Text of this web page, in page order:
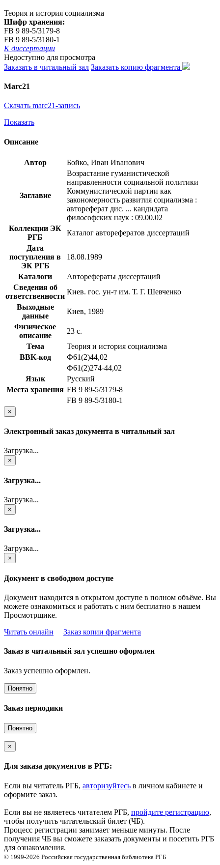
Теория и история социализма
Шифр хранения:
FB 9 89-5/3179-8
FB 9 89-5/3180-1
К диссертации
Недоступно для просмотра
Заказать в читальный зал Заказать копию фрагмента
Marc21
Скачать marc21-запись
Показать
Описание
Автор Бойко, Иван Иванович
Заглавие
Возрастание гуманистической
направленности социальной политики
Коммунистической партии как
закономерность развития социализма :
автореферат дис. ... кандидата
философских наук : 09.00.02
Коллекции ЭК
РГБ
Каталог авторефератов диссертаций
Дата
поступления в
ЭК РГБ
18.08.1989
Каталоги
Авторефераты диссертаций
Сведения об
ответственности
Киев. гос. ун-т им. Т. Г. Шевченко
Выходные
данные
Киев, 1989
Физическое
описание
23 с.
Тема
Теория и история социализма
BBK-код
Ф61(2)44,02
Ф61(2)274-44,02
Язык
Русский
Места хранения FB 9 89-5/3179-8
FB 9 89-5/3180-1
×
Электронный заказ документа в читальный зал
Загрузка...
×
Загрузка...
Загрузка...
×
Загрузка...
Загрузка...
×
Документ в свободном доступе
Документ находится в открытом доступе в полном объёме. Вы
можете ознакомиться и работать с ним бесплатно в нашем
Просмотрщике.
Читать онлайн
Заказ копии фрагмента
Заказ в читальный зал успешно оформлен
Заказ успешно оформлен.
Понятно
Заказ периодики
Понятно
×
Для заказа документов в РГБ:
Если вы читатель РГБ, авторизуйтесь в личном кабинете и
оформите заказ.
Если вы не являетесь читателем РГБ, пройдите регистрацию,
чтобы получить читательский билет (ЧБ).
Процесс регистрации занимает меньше минуты. После
получения ЧБ вы сможете заказать документы и посетить РГБ
для ознакомления.
© 1999-2026 Российская государственная библиотека РГБ